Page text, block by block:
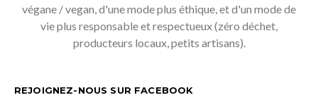
végane / vegan, d'une mode plus éthique, et d'un mode de
vie plus responsable et respectueux (zéro déchet,
producteurs locaux, petits artisans).
REJOIGNEZ-NOUS SUR FACEBOOK